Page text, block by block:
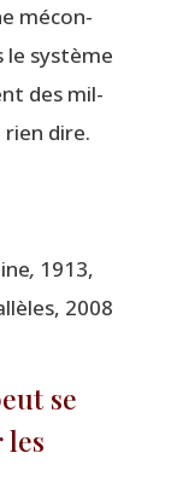
mécon­
sys­tème
des mil­
dire.
, 1913,
2008
se